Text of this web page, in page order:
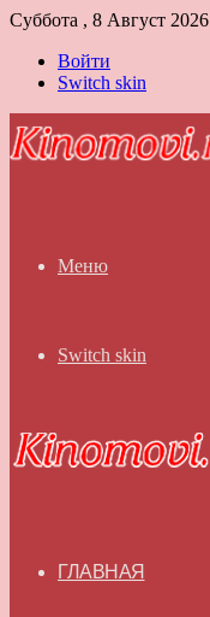
Суббота , 8 Август 2026
Войти
Switch skin
Меню
Switch skin
ГЛАВНАЯ